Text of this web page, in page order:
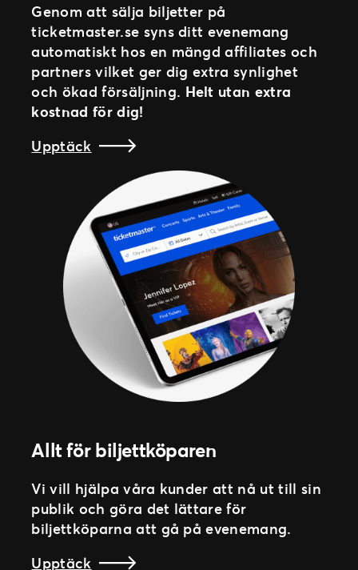
Genom att sälja biljetter på
ticketmaster.se syns ditt evenemang
automatiskt hos en mängd affiliates och
partners vilket ger dig extra synlighet
och ökad försäljning. Helt utan extra
kostnad för dig!
Upptäck
Allt för biljettköparen
Vi vill hjälpa våra kunder att nå ut till sin
publik och göra det lättare för
biljettköparna att gå på evenemang.
Upptäck